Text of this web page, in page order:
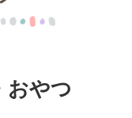
おやつ